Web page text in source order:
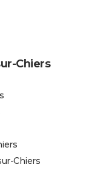
Chiers
Chiers